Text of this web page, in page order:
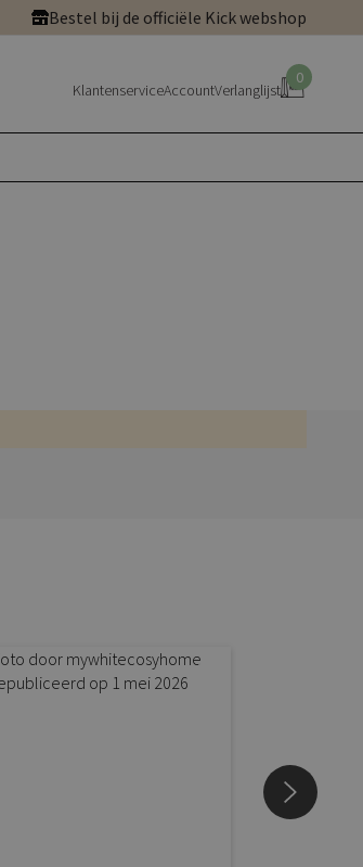
Bestel bij de officiële Kick webshop
KlantenserviceAccountVerlanglijst
0